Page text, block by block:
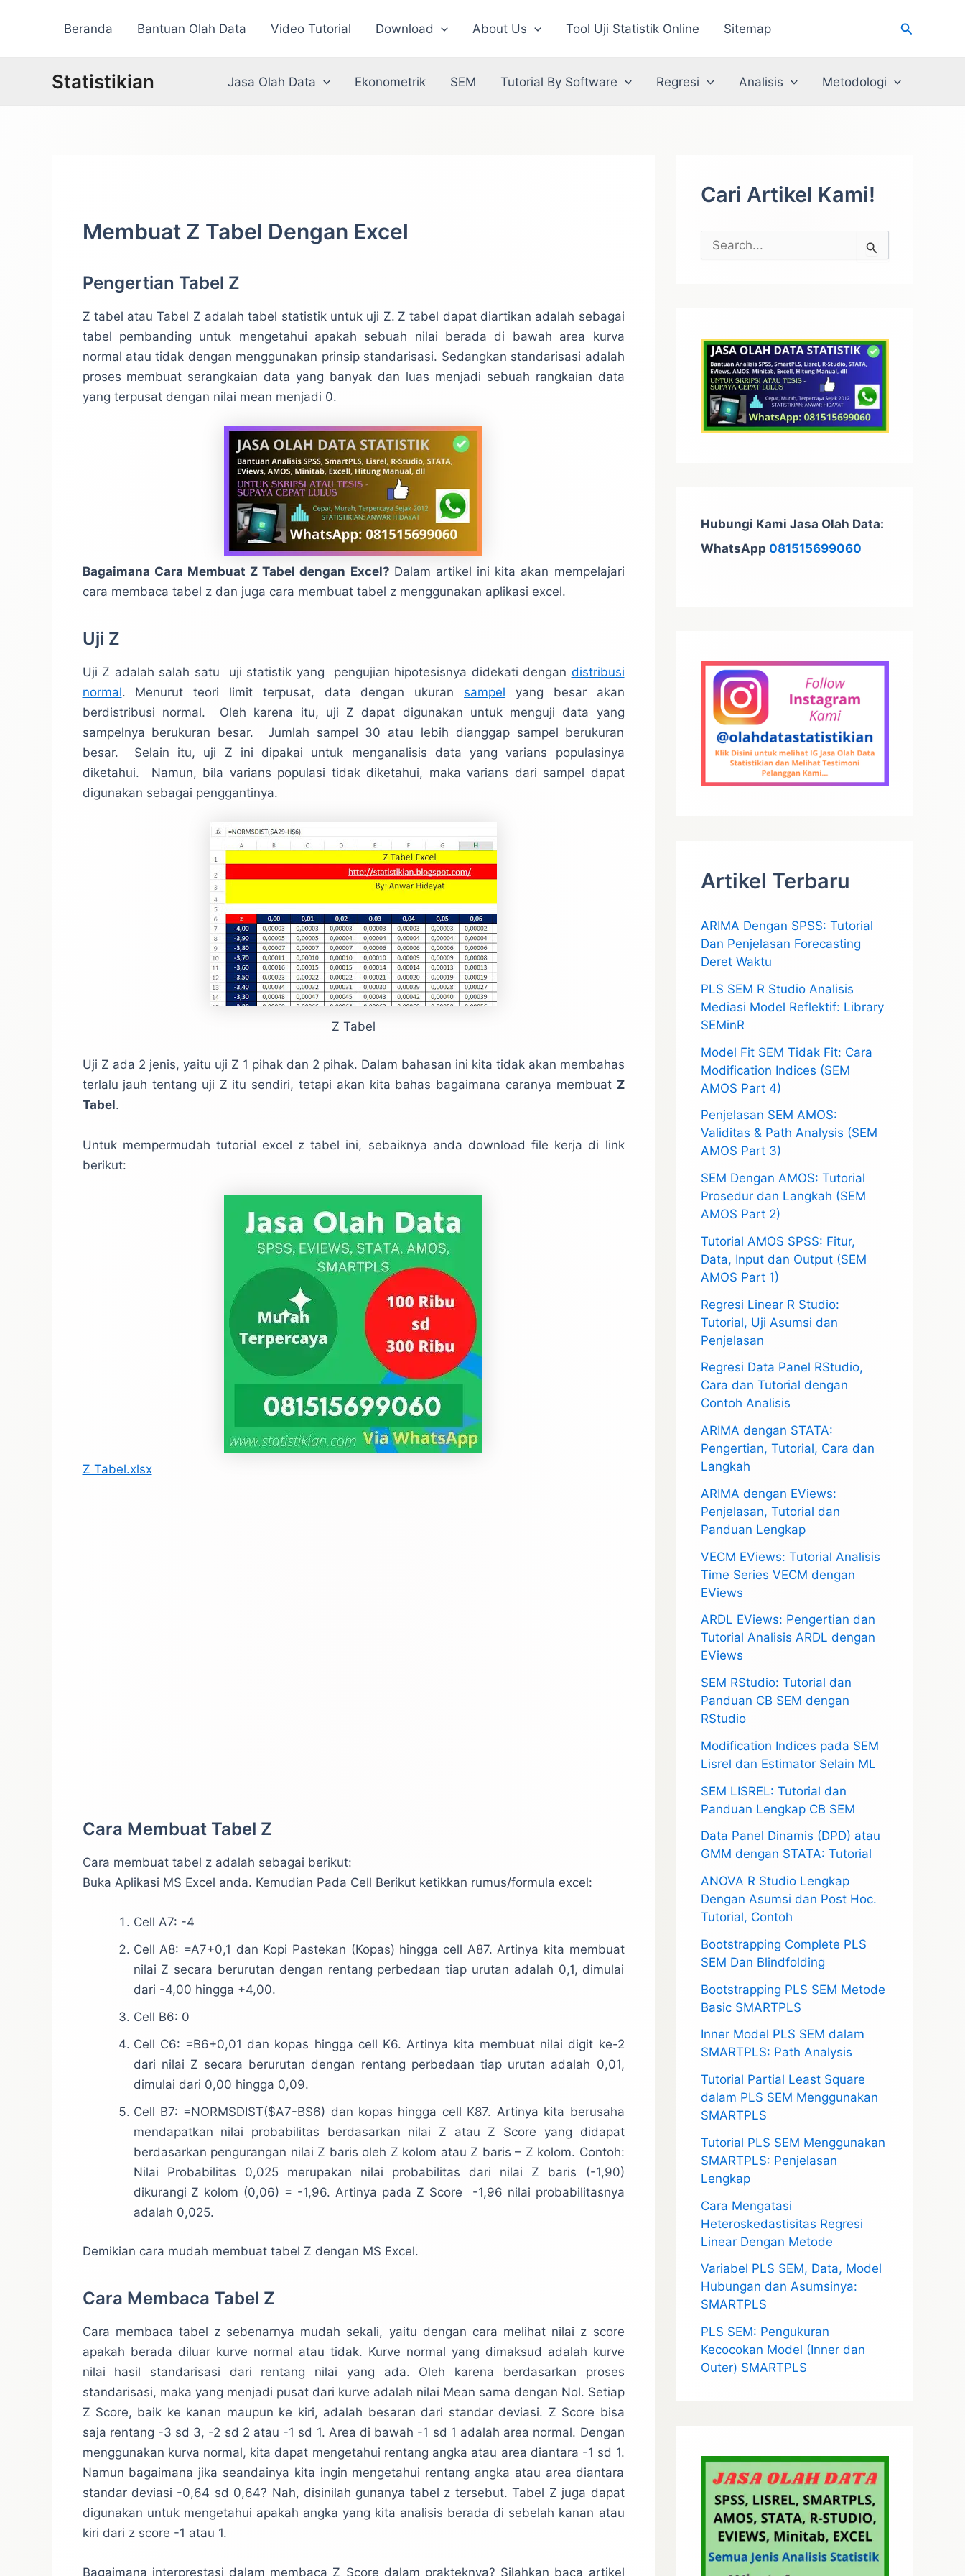
Beranda Bantuan Olah Data Video Tutorial Download About Us Tool Uji Statistik Online Sitemap Cari
Statistikian Jasa Olah Data Ekonometrik SEM Tutorial By Software Regresi Analisis Metodologi
Membuat Z Tabel Dengan Excel
Pengertian Tabel Z
Z tabel atau Tabel Z adalah tabel statistik untuk uji Z. Z tabel dapat diartikan adalah sebagai
tabel pembanding untuk mengetahui apakah sebuah nilai berada di bawah area kurva
normal atau tidak dengan menggunakan prinsip standarisasi. Sedangkan standarisasi adalah
proses membuat serangkaian data yang banyak dan luas menjadi sebuah rangkaian data
yang terpusat dengan nilai mean menjadi 0.
Bagaimana Cara Membuat Z Tabel dengan Excel? Dalam artikel ini kita akan mempelajari
cara membaca tabel z dan juga cara membuat tabel z menggunakan aplikasi excel.
Uji Z
Uji Z adalah salah satu uji statistik yang pengujian hipotesisnya didekati dengan distribusi
normal. Menurut teori limit terpusat, data dengan ukuran sampel yang besar akan
berdistribusi normal. Oleh karena itu, uji Z dapat digunakan untuk menguji data yang
sampelnya berukuran besar. Jumlah sampel 30 atau lebih dianggap sampel berukuran
besar. Selain itu, uji Z ini dipakai untuk menganalisis data yang varians populasinya
diketahui. Namun, bila varians populasi tidak diketahui, maka varians dari sampel dapat
digunakan sebagai penggantinya.
Z Tabel
Uji Z ada 2 jenis, yaitu uji Z 1 pihak dan 2 pihak. Dalam bahasan ini kita tidak akan membahas
terlalu jauh tentang uji Z itu sendiri, tetapi akan kita bahas bagaimana caranya membuat Z
Tabel.
Untuk mempermudah tutorial excel z tabel ini, sebaiknya anda download file kerja di link
berikut:
Z Tabel.xlsx
Cara Membuat Tabel Z
Cara membuat tabel z adalah sebagai berikut:
Buka Aplikasi MS Excel anda. Kemudian Pada Cell Berikut ketikkan rumus/formula excel:
Cell A7: -4
Cell A8: =A7+0,1 dan Kopi Pastekan (Kopas) hingga cell A87. Artinya kita membuat
nilai Z secara berurutan dengan rentang perbedaan tiap urutan adalah 0,1, dimulai
dari -4,00 hingga +4,00.
Cell B6: 0
Cell C6: =B6+0,01 dan kopas hingga cell K6. Artinya kita membuat nilai digit ke-2
dari nilai Z secara berurutan dengan rentang perbedaan tiap urutan adalah 0,01,
dimulai dari 0,00 hingga 0,09.
Cell B7: =NORMSDIST($A7-B$6) dan kopas hingga cell K87. Artinya kita berusaha
mendapatkan nilai probabilitas berdasarkan nilai Z atau Z Score yang didapat
berdasarkan pengurangan nilai Z baris oleh Z kolom atau Z baris – Z kolom. Contoh:
Nilai Probabilitas 0,025 merupakan nilai probabilitas dari nilai Z baris (-1,90)
dikurangi Z kolom (0,06) = -1,96. Artinya pada Z Score -1,96 nilai probabilitasnya
adalah 0,025.
Demikian cara mudah membuat tabel Z dengan MS Excel.
Cara Membaca Tabel Z
Cara membaca tabel z sebenarnya mudah sekali, yaitu dengan cara melihat nilai z score
apakah berada diluar kurve normal atau tidak. Kurve normal yang dimaksud adalah kurve
nilai hasil standarisasi dari rentang nilai yang ada. Oleh karena berdasarkan proses
standarisasi, maka yang menjadi pusat dari kurve adalah nilai Mean sama dengan Nol. Setiap
Z Score, baik ke kanan maupun ke kiri, adalah besaran dari standar deviasi. Z Score bisa
saja rentang -3 sd 3, -2 sd 2 atau -1 sd 1. Area di bawah -1 sd 1 adalah area normal. Dengan
menggunakan kurva normal, kita dapat mengetahui rentang angka atau area diantara -1 sd 1.
Namun bagaimana jika seandainya kita ingin mengetahui rentang angka atau area diantara
standar deviasi -0,64 sd 0,64? Nah, disinilah gunanya tabel z tersebut. Tabel Z juga dapat
digunakan untuk mengetahui apakah angka yang kita analisis berada di sebelah kanan atau
kiri dari z score -1 atau 1.
Bagaimana interprestasi dalam membaca Z Score dalam prakteknya? Silahkan baca artikel
Cari Artikel Kami!
u
Hubungi Kami Jasa Olah Data:
WhatsApp 081515699060
Artikel Terbaru
ARIMA Dengan SPSS: Tutorial
Dan Penjelasan Forecasting
Deret Waktu
PLS SEM R Studio Analisis
Mediasi Model Reflektif: Library
SEMinR
Model Fit SEM Tidak Fit: Cara
Modification Indices (SEM
AMOS Part 4)
Penjelasan SEM AMOS:
Validitas & Path Analysis (SEM
AMOS Part 3)
SEM Dengan AMOS: Tutorial
Prosedur dan Langkah (SEM
AMOS Part 2)
Tutorial AMOS SPSS: Fitur,
Data, Input dan Output (SEM
AMOS Part 1)
Regresi Linear R Studio:
Tutorial, Uji Asumsi dan
Penjelasan
Regresi Data Panel RStudio,
Cara dan Tutorial dengan
Contoh Analisis
ARIMA dengan STATA:
Pengertian, Tutorial, Cara dan
Langkah
ARIMA dengan EViews:
Penjelasan, Tutorial dan
Panduan Lengkap
VECM EViews: Tutorial Analisis
Time Series VECM dengan
EViews
ARDL EViews: Pengertian dan
Tutorial Analisis ARDL dengan
EViews
SEM RStudio: Tutorial dan
Panduan CB SEM dengan
RStudio
Modification Indices pada SEM
Lisrel dan Estimator Selain ML
SEM LISREL: Tutorial dan
Panduan Lengkap CB SEM
Data Panel Dinamis (DPD) atau
GMM dengan STATA: Tutorial
ANOVA R Studio Lengkap
Dengan Asumsi dan Post Hoc.
Tutorial, Contoh
Bootstrapping Complete PLS
SEM Dan Blindfolding
Bootstrapping PLS SEM Metode
Basic SMARTPLS
Inner Model PLS SEM dalam
SMARTPLS: Path Analysis
Tutorial Partial Least Square
dalam PLS SEM Menggunakan
SMARTPLS
Tutorial PLS SEM Menggunakan
SMARTPLS: Penjelasan
Lengkap
Cara Mengatasi
Heteroskedastisitas Regresi
Linear Dengan Metode
Variabel PLS SEM, Data, Model
Hubungan dan Asumsinya:
SMARTPLS
PLS SEM: Pengukuran
Kecocokan Model (Inner dan
Outer) SMARTPLS